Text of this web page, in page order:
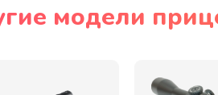
модели